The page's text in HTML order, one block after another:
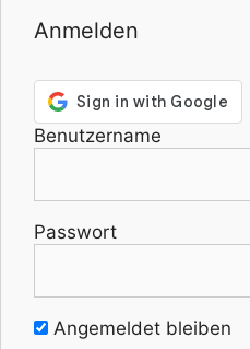
Anmelden
Benutzername
Passwort
Angemeldet bleiben